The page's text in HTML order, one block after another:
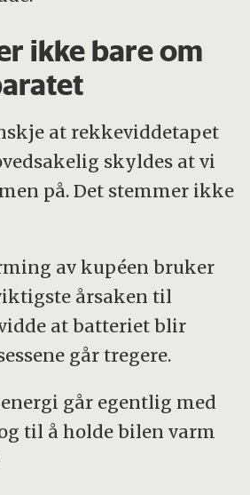
ikke bare om
at rekkeviddetapet
skyldes at vi
på. Det stemmer ikke
av kupéen bruker
årsaken til
at batteriet blir
går tregere.
går egentlig med
til å holde bilen varm